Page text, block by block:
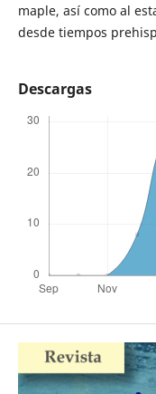
maple, así como al
desde tiempos
Descargas